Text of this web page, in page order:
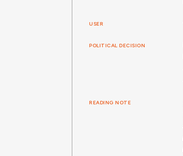
USER
POLITICAL DECISION
READING NOTE